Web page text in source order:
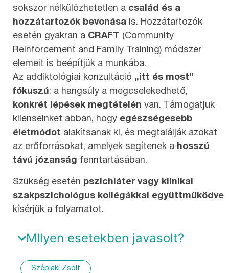
sokszor nélkülözhetetlen a család és a
hozzátartozók bevonása is. Hozzátartozók
esetén gyakran a CRAFT
(Community
Reinforcement and Family Training) módszer
elemeit is beépítjük a munkába.
Az addiktológiai konzultáció „itt és most”
fókuszú: a hangsúly a megcselekedhető,
konkrét lépések megtételén van. Támogatjuk
klienseinket abban, hogy egészségesebb
életmódot alakítsanak ki, és megtalálják azokat
az erőforrásokat, amelyek segítenek a hosszú
távú józanság fenntartásában.
Szükség esetén pszichiáter vagy klinikai
szakpszichológus kollégákkal együttműködve
kísérjük a folyamatot.
MIlyen esetekben javasolt?
Széplaki Zsolt